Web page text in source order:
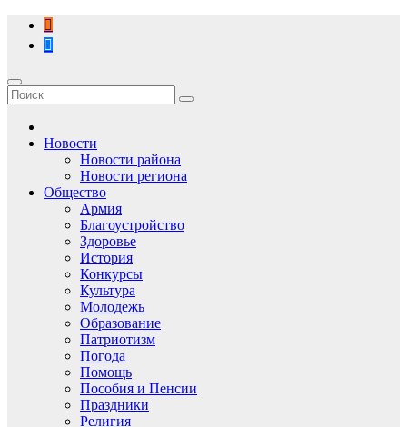
Перейти
содержимому
Новости
Новости района
Новости региона
Общество
Армия
Благоустройство
Здоровье
История
Конкурсы
Культура
Молодежь
Образование
Патриотизм
Погода
Помощь
Пособия и Пенсии
Праздники
Религия